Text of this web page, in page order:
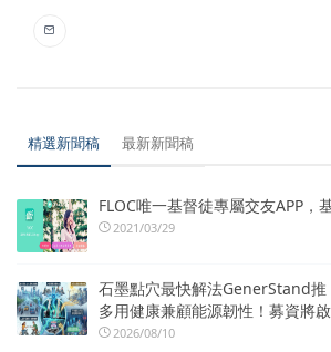
精選新聞稿 最新新聞稿
FLOC唯一基督徒專屬交友APP，
2021/03/29
石墨點穴最快解法GenerStand
多用健康兼顧能源韌性！募資將
2026/08/10